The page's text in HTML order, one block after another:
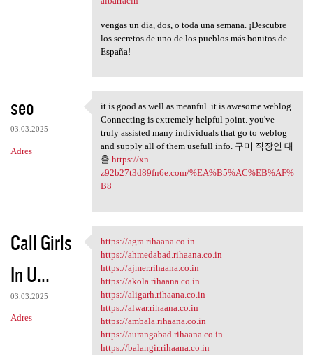
vengas un día, dos, o toda una semana. ¡Descubre
los secretos de uno de los pueblos más bonitos de
España!
seo
03.03.2025
Adres
it is good as well as meanful
it is good as well as meanful. it is awesome weblog.
Connecting is extremely helpful point. you've
truly assisted many individuals that go to weblog
and supply all of them usefull info. 구미 직장인 대
출 https://xn--
z92b27t3d89fn6e.com/%EA%B5%AC%EB%AF%
B8
Call Girls
In U...
03.03.2025
Adres
https://agra.rihaana.co.in
https://agra.rihaana.co.in
https://ahmedabad.rihaana.co.in
https://ajmer.rihaana.co.in
https://akola.rihaana.co.in
https://aligarh.rihaana.co.in
https://alwar.rihaana.co.in
https://ambala.rihaana.co.in
https://aurangabad.rihaana.co.in
https://balangir.rihaana.co.in